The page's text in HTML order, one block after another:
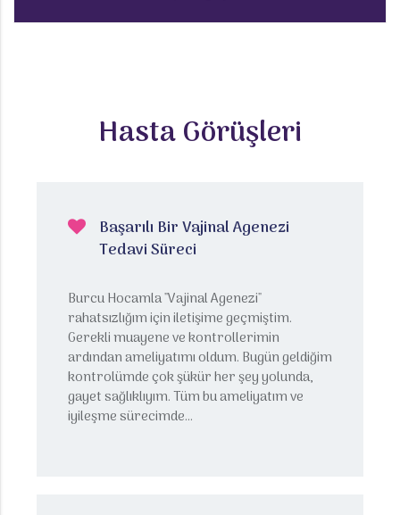
Hasta Görüşleri
Başarılı Bir Vajinal Agenezi
Tedavi Süreci
Burcu Hocamla "Vajinal Agenezi"
rahatsızlığım için iletişime geçmiştim.
Gerekli muayene ve kontrollerimin
ardından ameliyatımı oldum. Bugün geldiğim
kontrolümde çok şükür her şey yolunda,
gayet sağlıklıyım. Tüm bu ameliyatım ve
iyileşme sürecimde...